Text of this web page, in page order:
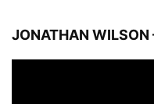
JONATHAN